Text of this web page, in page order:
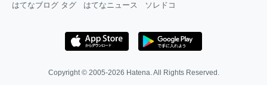
はてなブログ タグ はてなニュース ソレドコ
Copyright © 2005-2026 Hatena. All Rights Reserved.